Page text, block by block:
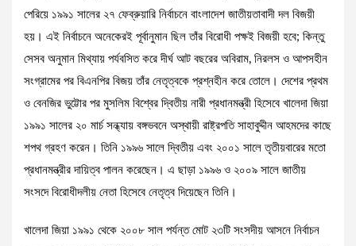
পেরিয়ে ১৯৯১ সালের ২৭ ফেব্রুয়ারি নির্বাচনে বাংলাদেশ জাতীয়তাবাদী দল বিজয়ী
হয়। এই নির্বাচনে অনেকেরই পূর্বানুমান ছিল তাঁর বিরোধী পক্ষই বিজয়ী হবে; কিন্তু
সেসব অনুমান মিথ্যায় পর্যবসিত করে দীর্ঘ আট বছরের অবিরাম, নিরলস ও আপসহীন
সংগ্রামের পর বিএনপির বিজয় তাঁর নেতৃত্বকে প্রশ্নহীন করে তোলে। দেশের প্রথম
ও বেনজির ভুট্টোর পর মুসলিম বিশ্বের দ্বিতীয় নারী প্রধানমন্ত্রী হিসেবে খালেদা জিয়া
১৯৯১ সালের ২০ মার্চ সন্ধ্যায় বঙ্গভবনে অস্থায়ী রাষ্ট্রপতি সাহাবুদ্দীন আহমদের কাছে
শপথ গ্রহণ করেন। তিনি ১৯৯৬ সালে দ্বিতীয় এবং ২০০১ সালে তৃতীয়বারের মতো
প্রধানমন্ত্রীর দায়িত্ব পালন করেছেন। এ ছাড়া ১৯৯৬ ও ২০০৯ সালে জাতীয়
সংসদে বিরোধীদলীয় নেতা হিসেবে নেতৃত্ব দিয়েছেন তিনি।
খালেদা জিয়া ১৯৯১ থেকে ২০০৮ সাল পর্যন্ত মোট ২৩টি সংসদীয় আসনে নির্বাচন